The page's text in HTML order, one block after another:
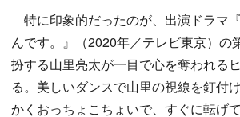
特に印象的だったのが、出演ドラマ
んです。』（2020年／テレビ東京）の
扮する山里亮太が一目で心を奪われる
る。美しいダンスで山里の視線を釘付
かくおっちょこちょいで、すぐに転げ